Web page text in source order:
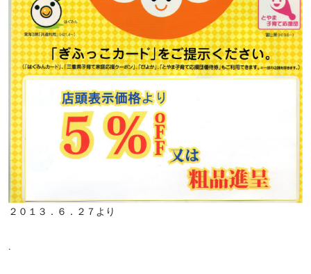
２０１３．６．２７より
.